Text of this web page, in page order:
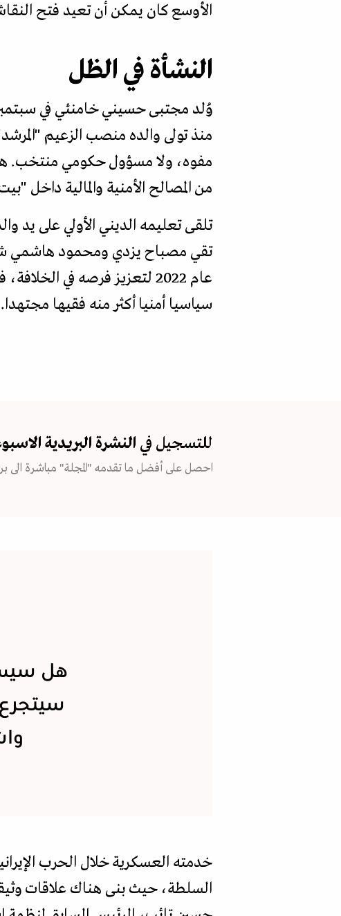
الأوسع كان يمكن أن تعيد فتح
النشأة في الظل
مفوه، ولا مسؤول حكومي منتخب.
من المصالح الأمنية والمالية داخل
تلقى تعليمه الديني الأولي على يد
تقي مصباح يزدي ومحمود هاشمي
عام 2022 لتعزيز فرصه في
سياسيا أمنيا أكثر منه فقيها مجتهدا.
للتسجيل في النشرة البريدية
احصل على أفضل ما تقدمه "المجلة" مباشرة الى
هل
خدمته العسكرية خلال الحرب
السلطة، حيث بنى هناك علاقات